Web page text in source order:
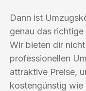
Dann ist
genau das richtige
Wir bieten dir
professionellen
attraktive Preise,
kostengünstig wie